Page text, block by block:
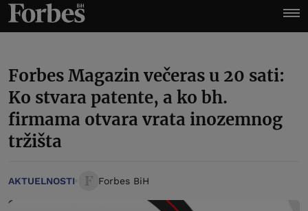
Forbes Magazin večeras u 20 sati:
Ko stvara patente, a ko bh.
firmama otvara vrata inozemnog
tržišta
AKTUELNOSTI Forbes BiH